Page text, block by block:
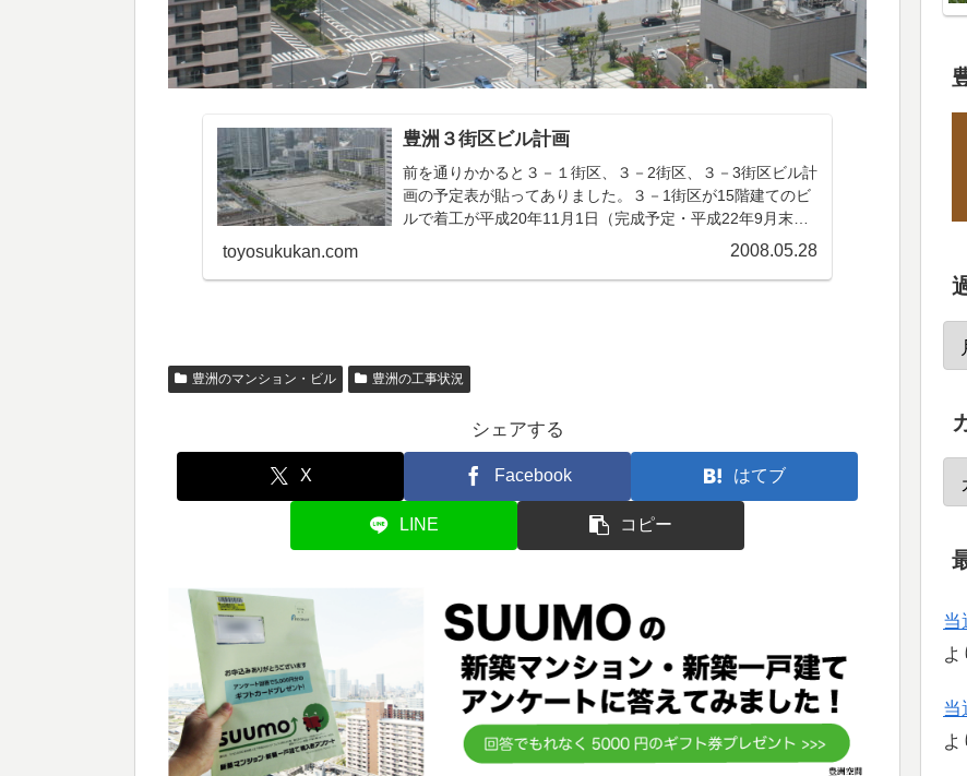
豊洲３街区ビル計画
前を通りかかると３－１街区、３－2街区、３－3街区ビル計
画の予定表が貼ってありました。３－1街区が15階建てのビ
ルで着工が平成20年11月1日（完成予定・平成22年9月末
日）３－2街区が16階建てのビルで着工が平成22年9月1日
toyosukukan.com 2008.05.28
豊洲のマンション・ビル 豊洲の工事状況
シェアする
X Facebook はてブ
LINE コピー
当
よ
当
よ